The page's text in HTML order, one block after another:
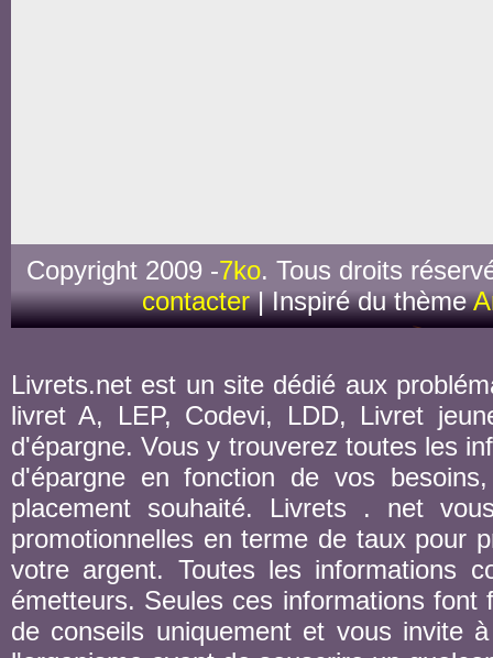
Copyright 2009 -7ko. Tous droits
contacter| Inspiré du thème
Livrets.net est un site dédié aux
livret A, LEP, Codevi, LDD, Livret
d'épargne. Vous y trouverez toutes les
d'épargne en fonction de vos
placement souhaité. Livrets . net
promotionnelles en terme de taux pour
votre argent. Toutes les informations
émetteurs. Seules ces informations
de conseils uniquement et vous invite